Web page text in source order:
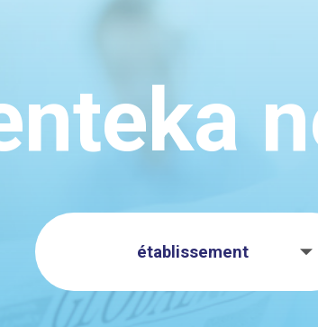
établissement